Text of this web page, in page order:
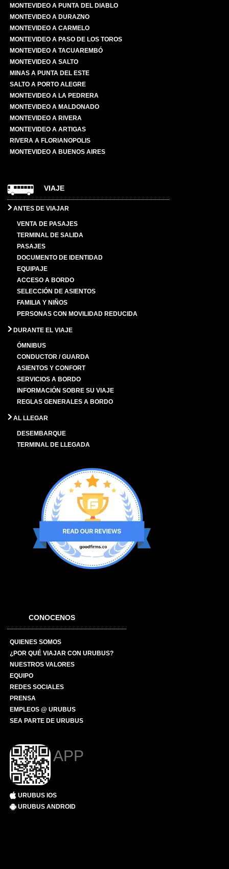
MONTEVIDEO A PUNTA DEL DIABLO
MONTEVIDEO A DURAZNO
MONTEVIDEO A CARMELO
MONTEVIDEO A PASO DE LOS TOROS
MONTEVIDEO A TACUAREMBÓ
MONTEVIDEO A SALTO
MINAS A PUNTA DEL ESTE
SALTO A PORTO ALEGRE
MONTEVIDEO A LA PEDRERA
MONTEVIDEO A MALDONADO
MONTEVIDEO A RIVERA
MONTEVIDEO A ARTIGAS
RIVERA A FLORIANOPOLIS
MONTEVIDEO A BUENOS AIRES
VIAJE
ANTES DE VIAJAR
VENTA DE PASAJES
TERMINAL DE SALIDA
PASAJES
DOCUMENTO DE IDENTIDAD
EQUIPAJE
ACCESO A BORDO
SELECCIÓN DE ASIENTOS
FAMILIA Y NIÑOS
PERSONAS CON MOVILIDAD REDUCIDA
DURANTE EL VIAJE
ÓMNIBUS
CONDUCTOR / GUARDA
ASIENTOS Y CONFORT
SERVICIOS A BORDO
INFORMACIÓN SOBRE SU VIAJE
REGLAS GENERALES A BORDO
AL LLEGAR
DESEMBARQUE
TERMINAL DE LLEGADA
CONOCENOS
QUIENES SOMOS
¿POR QUÉ VIAJAR CON URUBUS?
NUESTROS VALORES
EQUIPO
REDES SOCIALES
PRENSA
EMPLEOS @ URUBUS
SEA PARTE DE URUBUS
APP
URUBUS IOS
URUBUS ANDROID